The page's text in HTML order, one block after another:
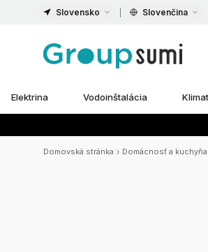
Slovensko Slovenčina
Elektrina Vodoinštalácia
Domovská stránka Domácnosť a kuchyňa